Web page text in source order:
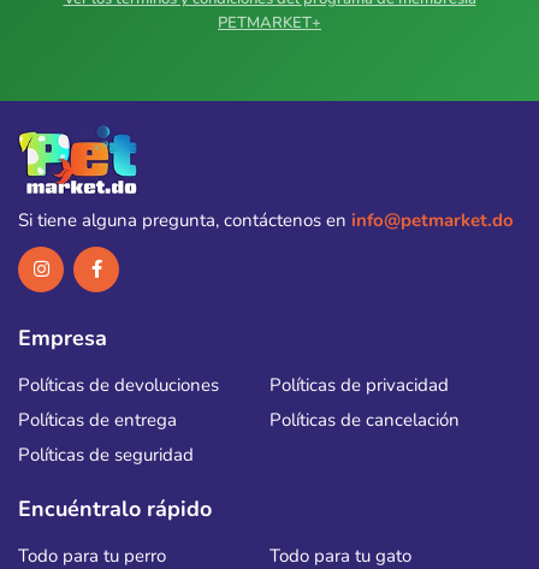
PETMARKET+
Si tiene alguna pregunta, contáctenos en info@petmarket.do
Empresa
Políticas de devoluciones
Políticas de privacidad
Políticas de entrega
Políticas de cancelación
Políticas de seguridad
Encuéntralo rápido
Todo para tu perro Todo para tu gato